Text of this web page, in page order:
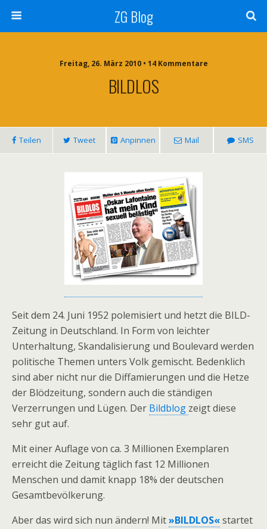
ZG Blog
Freitag, 26. März 2010 • 14 Kommentare
BILDLOS
Teilen Tweet Anpinnen Mail SMS
Seit dem 24. Juni 1952 polemisiert und hetzt die BILD-
Zeitung in Deutschland. In Form von leichter
Unterhaltung, Skandalisierung und Boulevard werden
politische Themen unters Volk gemischt. Bedenklich
sind aber nicht nur die Diffamierungen und die Hetze
der Blödzeitung, sondern auch die ständigen
Verzerrungen und Lügen. Der Bildblog zeigt diese
sehr gut auf.
Mit einer Auflage von ca. 3 Millionen Exemplaren
erreicht die Zeitung täglich fast 12 Millionen
Menschen und damit knapp 18% der deutschen
Gesamtbevölkerung.
Aber das wird sich nun ändern! Mit»BILDLOS«startet